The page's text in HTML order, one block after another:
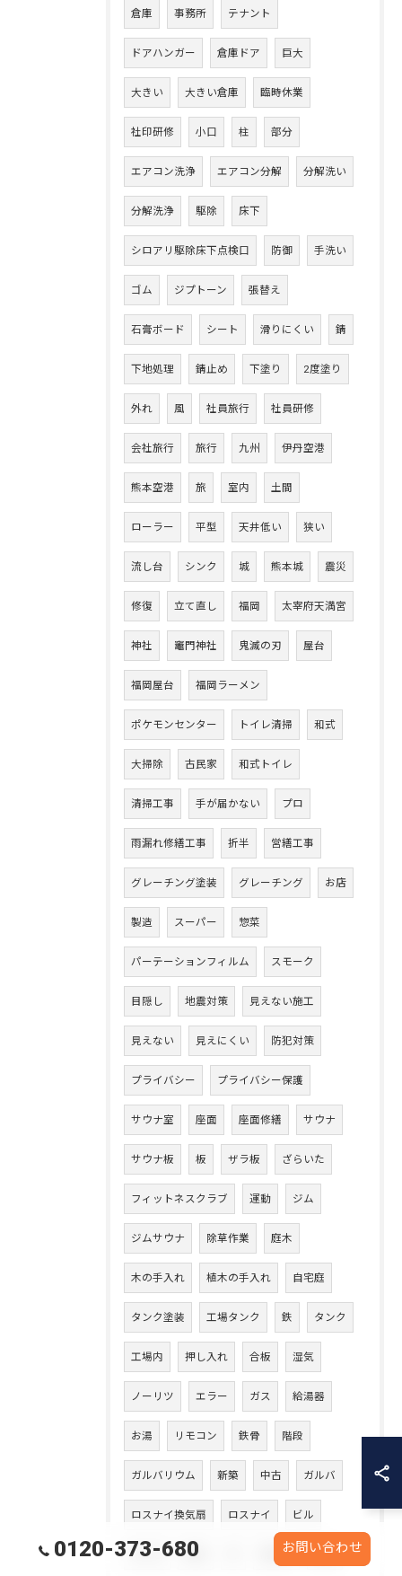
倉庫 事務所 テナント
ドアハンガー 倉庫ドア 巨大
大きい 大きい倉庫 臨時休業
社印研修 小口 柱 部分
エアコン洗浄 エアコン分解 分解洗い
分解洗浄 駆除 床下
シロアリ駆除床下点検口 防御 手洗い
ゴム ジプトーン 張替え
石膏ボード シート 滑りにくい 錆
下地処理 錆止め 下塗り 2度塗り
外れ 風 社員旅行 社員研修
会社旅行 旅行 九州 伊丹空港
熊本空港 旅 室内 土間
ローラー 平型 天井低い 狭い
流し台 シンク 城 熊本城 震災
修復 立て直し 福岡 太宰府天満宮
神社 竈門神社 鬼滅の刃 屋台
福岡屋台 福岡ラーメン
ポケモンセンター トイレ清掃 和式
大掃除 古民家 和式トイレ
清掃工事 手が届かない プロ
雨漏れ修繕工事 折半 営繕工事
グレーチング塗装 グレーチング お店
製造 スーパー 惣菜
パーテーションフィルム スモーク
目隠し 地震対策 見えない施工
見えない 見えにくい 防犯対策
プライバシー プライバシー保護
サウナ室 座面 座面修繕 サウナ
サウナ板 板 ザラ板 ざらいた
フィットネスクラブ 運動 ジム
ジムサウナ 除草作業 庭木
木の手入れ 植木の手入れ 自宅庭
タンク塗装 工場タンク 鉄 タンク
工場内 押し入れ 合板 湿気
ノーリツ エラー ガス 給湯器
お湯 リモコン 鉄骨 階段
ガルバリウム 新築 中古 ガルバ
ロスナイ換気扇 ロスナイ ビル
冷える 電源 雨漏り 腐朽
0120-373-680 お問い合わせ